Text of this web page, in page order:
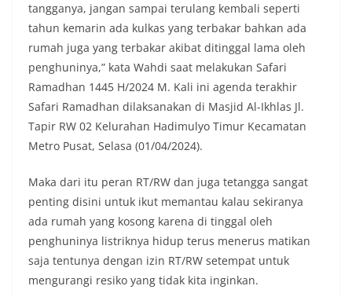
tangganya, jangan sampai terulang kembali seperti
tahun kemarin ada kulkas yang terbakar bahkan ada
rumah juga yang terbakar akibat ditinggal lama oleh
penghuninya,” kata Wahdi saat melakukan Safari
Ramadhan 1445 H/2024 M. Kali ini agenda terakhir
Safari Ramadhan dilaksanakan di Masjid Al-Ikhlas Jl.
Tapir RW 02 Kelurahan Hadimulyo Timur Kecamatan
Metro Pusat, Selasa (01/04/2024).
Maka dari itu peran RT/RW dan juga tetangga sangat
penting disini untuk ikut memantau kalau sekiranya
ada rumah yang kosong karena di tinggal oleh
penghuninya listriknya hidup terus menerus matikan
saja tentunya dengan izin RT/RW setempat untuk
mengurangi resiko yang tidak kita inginkan.